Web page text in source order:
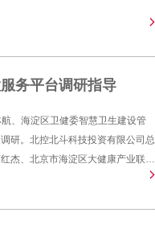
务平台调研指导
、海淀区卫健委智慧卫生建设管
研。北控北斗科技投资有限公司总
杰、北京市海淀区大健康产业联合
曙光等参加座谈交流。